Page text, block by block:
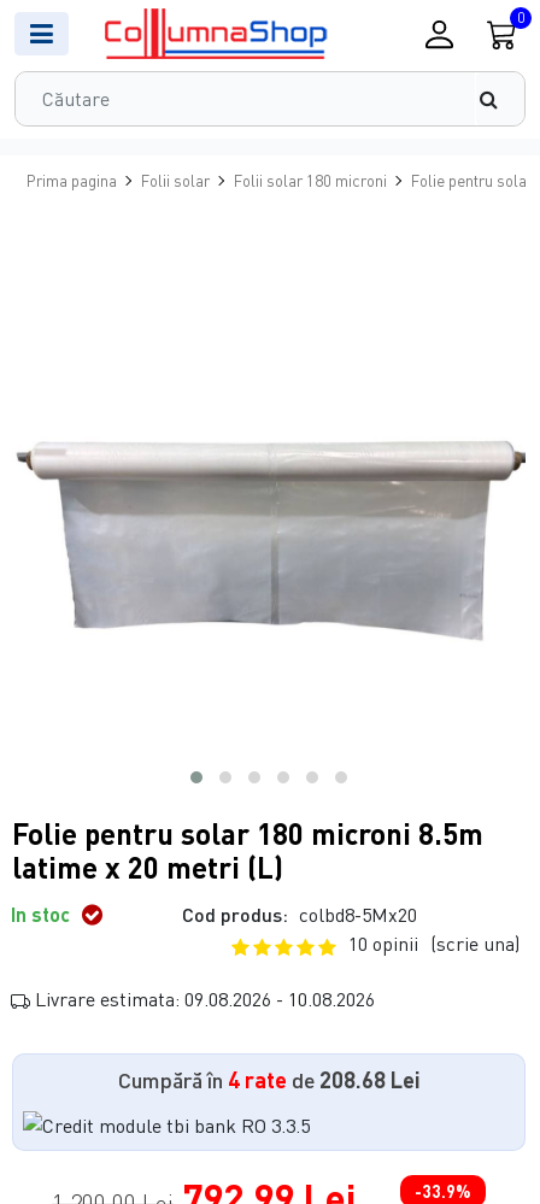
0
Prima pagina Folii solar Folii solar 180 microni Folie pentru solar
Folie pentru solar 180 microni 8.5m
latime x 20 metri (L)
In stoc Cod produs: colbd8-5Mx20
10 opinii (scrie una)
Livrare estimata: 09.08.2026 - 10.08.2026
Cumpără în 4 rate de 208.68 Lei
-33.9%